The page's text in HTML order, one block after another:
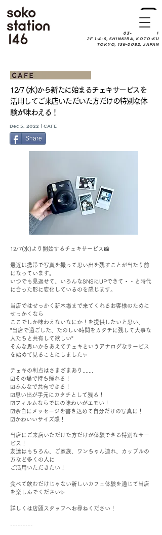
03-6457-0084
2F 1-4-6, SHINKIBA, KOTO-KU
TOKYO, 136-0082, JAPAN
12/7 (水)から新たに始まるチェキサービスを
活用してご来店いただいた方だけの​特別な体
験が味わえる！
Dec 5, 2022 | CAFE
Share
12/7(水)より開始するチェキサービス📸
最近は携帯で写真を撮って思い出を残すことが当たり前
になっています。
いつでも見返せて、いろんなSNSにUPできて・・と時代
に合った形に変化しているのを感じます。
当店ではせっかく新木場まで来てくれるお客様のために
せっかくなら
ここでしか味わえないなにか！を提供したいと思い、
”当店で過ごした、たのしい時間をカタチに残して大事な
人たちと共有して欲しい”
そんな思いからあえてチェキというアナログなサービス
を始めて見ることにしました✨
チェキの利点はさまざまあり.......
☑︎その場で持ち帰れる！
☑︎みんなで共有できる！
☑︎思い出が手元にカタチとして残る！
☑︎フィルムならではの味わいがエモい！
☑︎余白にメッセージを書き込めて自分だけの写真に！
☑︎かわいいサイズ感！
当店にご来店いただけた方だけが体験できる特別なサー
ビス！
友達はもちろん、ご家族、ワンちゃん連れ、カップルの
方など多くの人に
ご活用いただきたい！
食べて飲むだけじゃない新しいカフェ体験を通じて当店
を楽しんでください✨
​詳しくは店頭スタッフへお尋ねください！
---------